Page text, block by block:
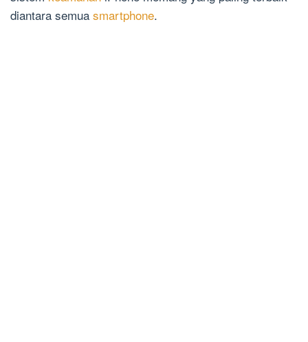
diantara semua smartphone.